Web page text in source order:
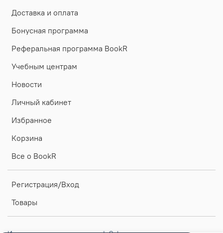
Доставка и оплата
Бонусная программа
Реферальная программа BookR
Учебным центрам
Новости
Личный кабинет
Избранное
Корзина
Все о BookR
Регистрация/Вход
Товары